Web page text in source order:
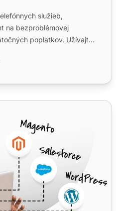
služieb,
na bezproblémovej
poplatkov. Užívajte